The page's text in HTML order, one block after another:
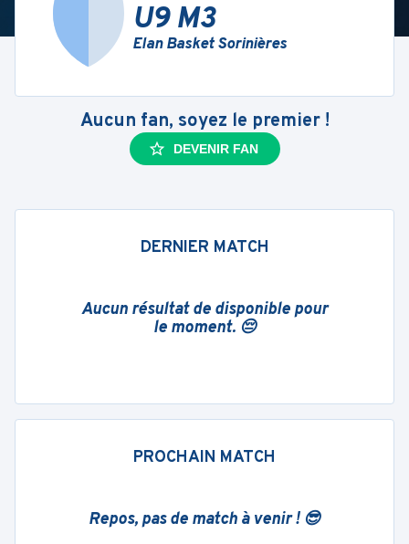
U9 M3
Elan Basket Sorinières
Aucun fan, soyez le premier !
DEVENIR FAN
DERNIER MATCH
Aucun résultat de disponible pour
le moment. 😔
PROCHAIN MATCH
Repos, pas de match à venir ! 😎